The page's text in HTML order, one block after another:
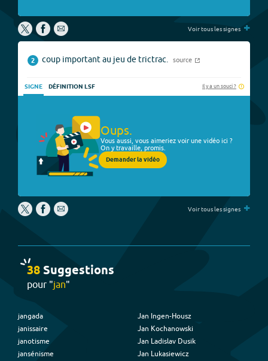
Voir tous les signes +
2 coup important au jeu de trictrac. source
SIGNE DÉFINITION LSF Il y a un souci ?
Oups.
Vous aussi, vous aimeriez voir une vidéo ici ?
On y travaille, promis.
Demander la vidéo
Voir tous les signes +
38Suggestions
pour "jan"
jangada
janissaire
janotisme
jansénisme
Jan Ingen-Housz
Jan Kochanowski
Jan Ladislav Dusik
Jan Lukasiewicz